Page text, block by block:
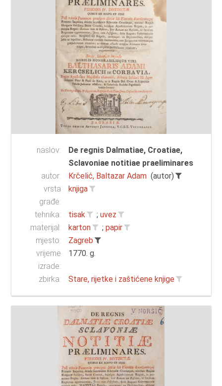
naslov:
De regnis Dalmatiae, Croatiae,
Sclavoniae notitiae praeliminares
autor:
Krčelić, Baltazar Adam (autor)
vrsta
građe:
knjiga
tehnika: tisak ; uvez
materijal:
karton ; papir
mjesto:
Zagreb
vrijeme
izrade:
1770. g.
zbirka: Stare, rijetke i zaštićene knjige